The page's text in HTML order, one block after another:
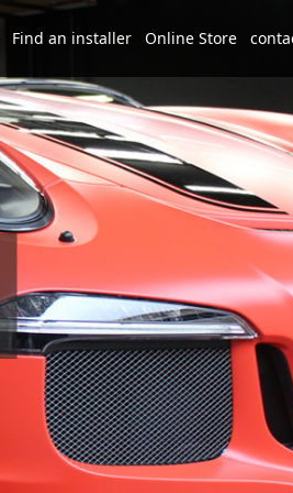
Find an installer Online Store